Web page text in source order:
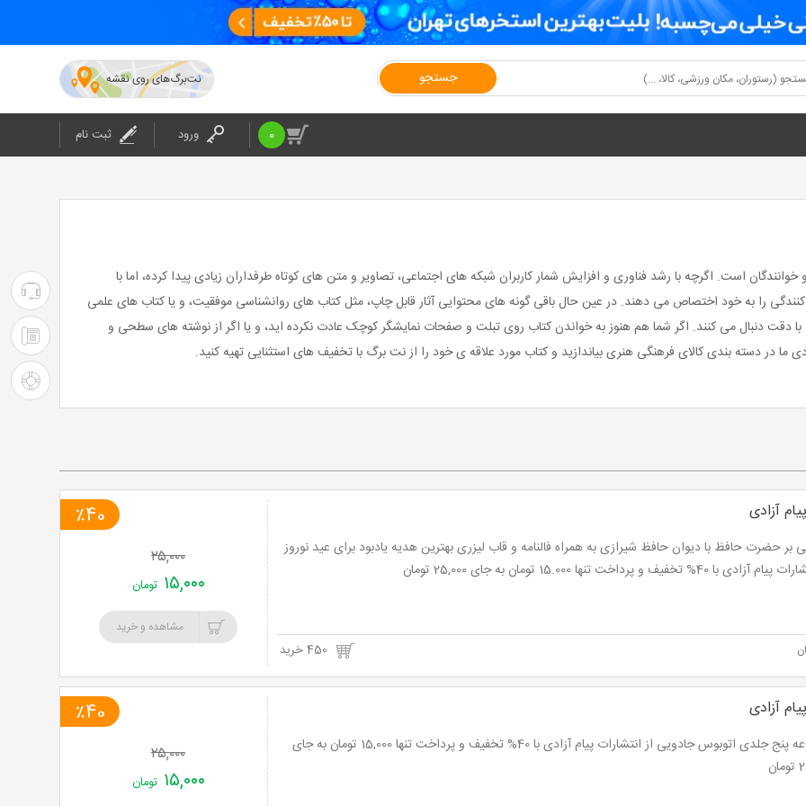
جستجو نت‌برگ‌های روی نقشه
0 ورود ثبت نام
است. اگرچه با رشد فناوری و افزایش شمار کاربران شبکه های اجتماعی، تصاویر و متن های کوتاه طرفداران زیادی پیدا کرده، اما با
کنندگی را به خود اختصاص می دهند. در عین حال باقی گونه های محتوایی آثار قابل چاپ، مثل کتاب های روانشناسی موفقیت، و یا کتاب های علمی
با دقت دنبال می کنند. اگر شما هم هنوز به خواندن کتاب روی تبلت و صفحات نمایشگر کوچک عادت نکرده اید، و یا اگر از نوشته های سطحی و
در دسته بندی کالای فرهنگی هنری بیاندازید و کتاب مورد علاقه ی خود را از نت برگ با تخفیف های استثنایی تهیه کنید.
آزادی
بر حضرت حافظ با دیوان حافظ شیرازی به همراه فالنامه و قاب لیزری بهترین هدیه یادبود برای عید نوروز
با 40% تخفیف و پرداخت تنها 15.000 تومان به جای 25,000 تومان
٪40
۲۵,۰۰۰
۱۵,۰۰۰ تومان
مشاهده و خرید
آزادی
مجموعه پنج جلدی اتوبوس جادویی از انتشارات پیام آزادی با 40% تخفیف و پرداخت تنها 15,000 تومان به جای
٪40
۲۵,۰۰۰
۱۵,۰۰۰ تومان
۰۲۱-۴۲۰۲۴
:
پشتیبانی
۰۲۱-۴۲۰۲۴
: شرکت
راهنمای